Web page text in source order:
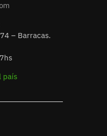
– Barracas.
país